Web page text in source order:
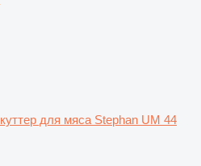
куттер для мяса Stephan UM 44